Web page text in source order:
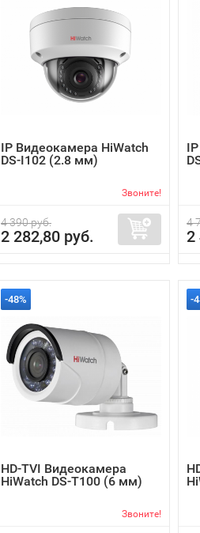
IP Видеокамера HiWatch
DS-I102 (2.8 мм)
Звоните!
4 390 руб.
2 282,80 руб.
4
2
-48%
HD-TVI Видеокамера
HiWatch DS-T100 (6 мм)
Звоните!
-